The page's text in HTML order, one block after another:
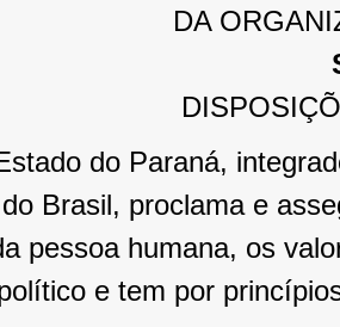
DA
do Paraná,
Brasil, proclama e
pessoa humana, os
e tem por